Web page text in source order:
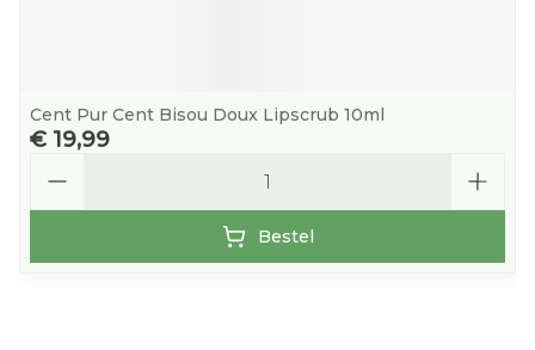
Cent Pur Cent Bisou Doux Lipscrub 10ml
€ 19,99
Bestel